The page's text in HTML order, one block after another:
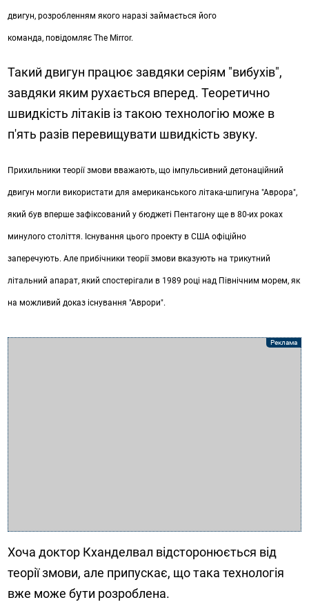
двигун, розробленням якого наразі займається його
команда, повідомляє The Mirror.
Такий двигун працює завдяки серіям "вибухів",
завдяки яким рухається вперед. Теоретично
швидкість літаків із такою технологію може в
п'ять разів перевищувати швидкість звуку.
Прихильники теорії змови вважають, що імпульсивний детонаційний
двигун могли використати для американського літака-шпигуна "Аврора",
який був вперше зафіксований у бюджеті Пентагону ще в 80-их роках
минулого століття. Існування цього проекту в США офіційно
заперечують. Але прибічники теорії змови вказують на трикутний
літальний апарат, який спостерігали в 1989 році над Північним морем, як
на можливий доказ існування "Аврори".
Хоча доктор Кханделвал відсторонюється від
теорії змови, але припускає, що така технологія
вже може бути розроблена.